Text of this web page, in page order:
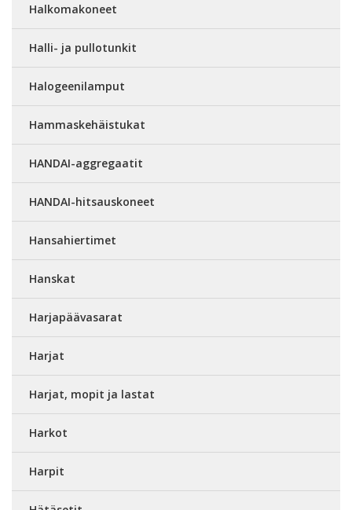
Halkomakoneet
Halli- ja pullotunkit
Halogeenilamput
Hammaskehäistukat
HANDAI-aggregaatit
HANDAI-hitsauskoneet
Hansahiertimet
Hanskat
Harjapäävasarat
Harjat
Harjat, mopit ja lastat
Harkot
Harpit